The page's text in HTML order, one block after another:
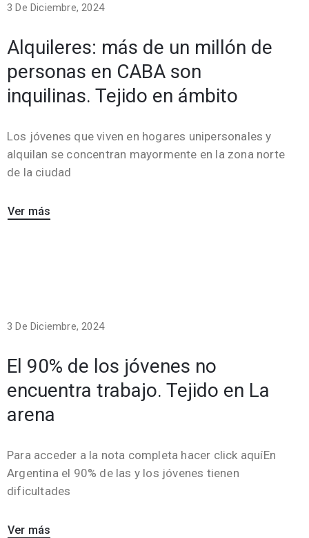
3 De Diciembre, 2024
Alquileres: más de un millón de
personas en CABA son
inquilinas. Tejido en ámbito
Los jóvenes que viven en hogares unipersonales y
alquilan se concentran mayormente en la zona norte
de la ciudad
Ver más
3 De Diciembre, 2024
El 90% de los jóvenes no
encuentra trabajo. Tejido en La
arena
Para acceder a la nota completa hacer click aquíEn
Argentina el 90% de las y los jóvenes tienen
dificultades
Ver más